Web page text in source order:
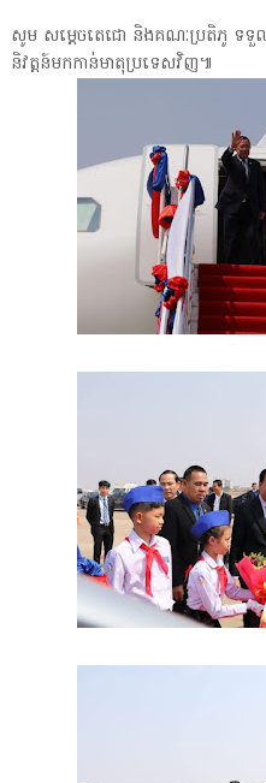
សូម សម្ដេចតេជោ និងគណៈប្រតិភូ ទទួលប
និវត្តន៍មកកាន់មាតុប្រទេសវិញ៕